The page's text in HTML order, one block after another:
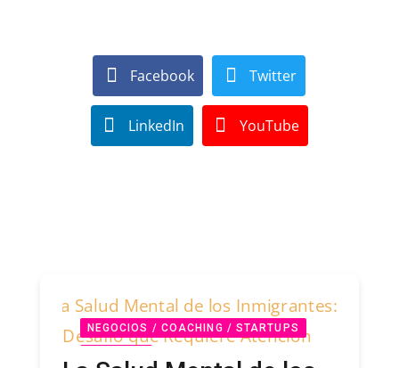
Facebook Twitter
LinkedIn YouTube
NEGOCIOS / COACHING / STARTUPS